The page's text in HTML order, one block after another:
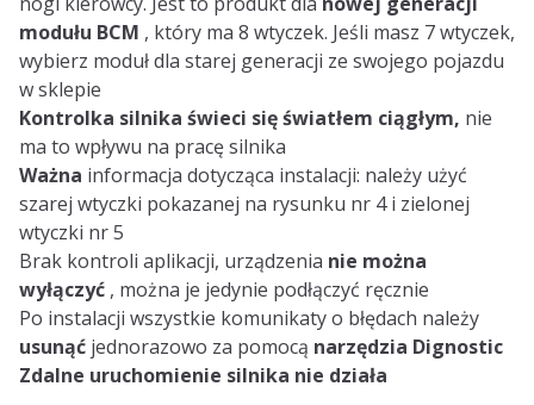
modułu BCM , który ma 8 wtyczek. Jeśli masz 7 wtyczek,
wybierz moduł dla starej generacji ze swojego pojazdu
w sklepie
Kontrolka silnika świeci się światłem ciągłym, nie
ma to wpływu na pracę silnika
Ważna informacja dotycząca instalacji: należy użyć
szarej wtyczki pokazanej na rysunku nr 4 i zielonej
wtyczki nr 5
Brak kontroli aplikacji, urządzenia nie można
wyłączyć , można je jedynie podłączyć ręcznie
Po instalacji wszystkie komunikaty o błędach należy
usunąć jednorazowo za pomocą narzędzia Dignostic
Zdalne uruchomienie silnika nie działa